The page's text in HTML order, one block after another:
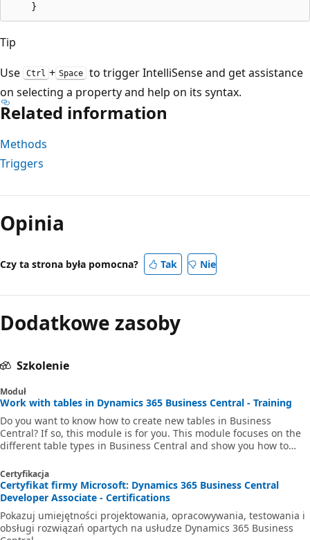
Tip
Use
Ctrl + Space
to trigger IntelliSense and get assistance
on selecting a property and help on its syntax.
Related information
Methods
Triggers
Opinia
Czy ta strona była pomocna? Tak Nie
Dodatkowe zasoby
Szkolenie
Moduł
Work with tables in Dynamics 365 Business Central - Training
Do you want to know how to create new tables in Business
Central? If so, this module is for you. This module focuses on the
different table types in Business Central and show you how to
Code snippets to create a table, fields, and keys.
Certyfikacja
Certyfikat firmy Microsoft: Dynamics 365 Business Central
Developer Associate - Certifications
Pokazuj umiejętności projektowania, opracowywania, testowania i
obsługi rozwiązań opartych na usłudze Dynamics 365 Business